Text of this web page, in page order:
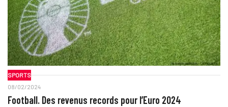
SPORTS
08/02/2024
Football. Des revenus records pour l’Euro 2024